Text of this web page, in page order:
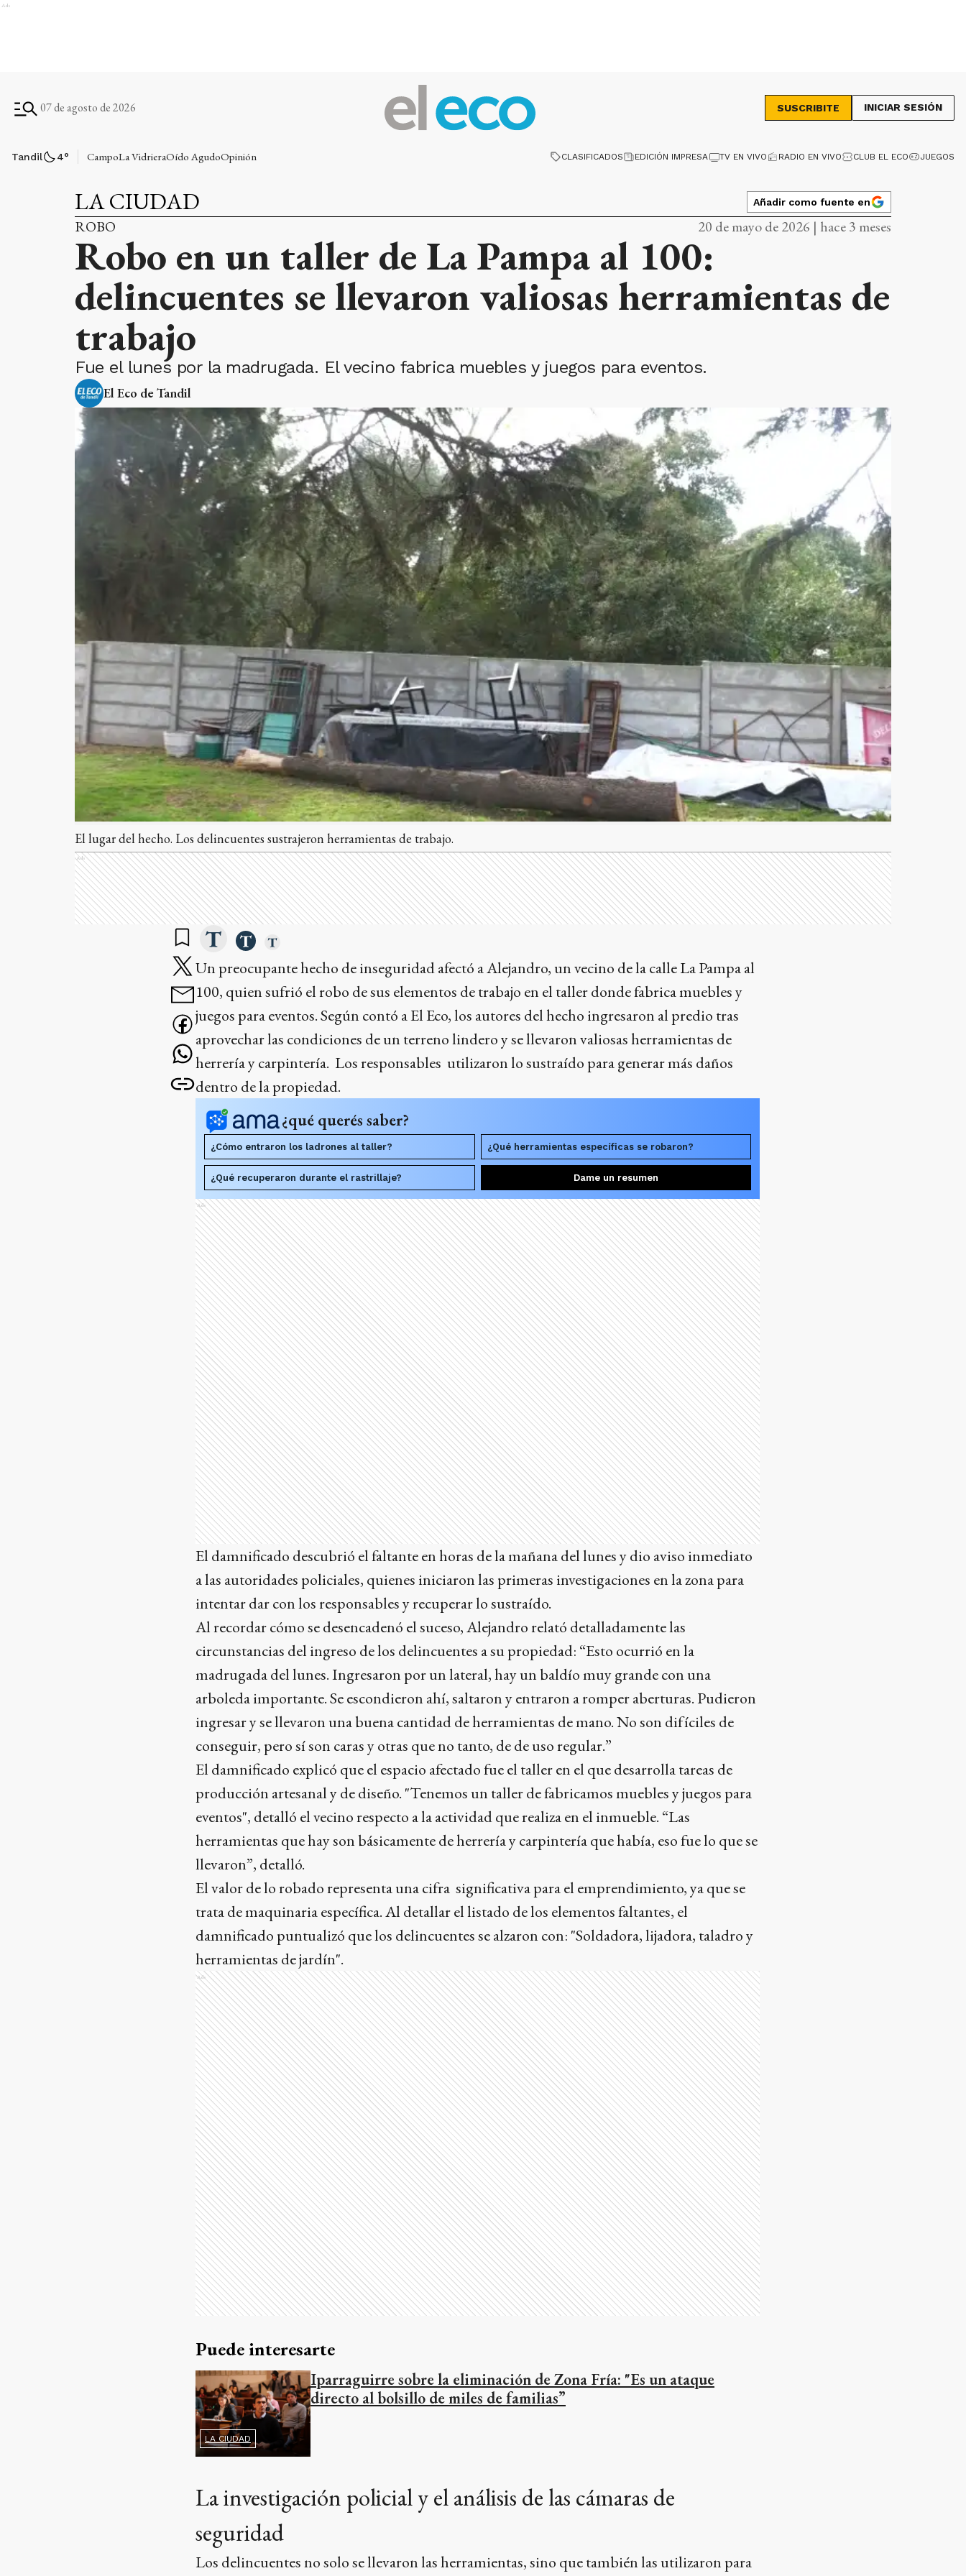
Ads
07 de agosto de 2026 SUSCRIBITE INICIAR SESIÓN
Tandil 4° CampoLa VidrieraOído AgudoOpinión CLASIFICADOS EDICIÓN IMPRESA TV EN VIVO RADIO EN VIVO CLUB EL ECO JUEGOS
LA CIUDAD Añadir como fuente en
ROBO 20 de mayo de 2026 | hace 3 meses
Robo en un taller de La Pampa al 100:
delincuentes se llevaron valiosas herramientas de
trabajo
Fue el lunes por la madrugada. El vecino fabrica muebles y juegos para eventos.
El Eco de Tandil
El lugar del hecho. Los delincuentes sustrajeron herramientas de trabajo.
Ads
Un preocupante hecho de inseguridad afectó a Alejandro, un vecino de la calle La Pampa al
100, quien sufrió el robo de sus elementos de trabajo en el taller donde fabrica muebles y
juegos para eventos. Según contó a El Eco, los autores del hecho ingresaron al predio tras
aprovechar las condiciones de un terreno lindero y se llevaron valiosas herramientas de
herrería y carpintería. Los responsables utilizaron lo sustraído para generar más daños
dentro de la propiedad.
¿qué querés saber?
¿Cómo entraron los ladrones al taller? ¿Qué herramientas específicas se robaron?
¿Qué recuperaron durante el rastrillaje? Dame un resumen
Ads
El damnificado descubrió el faltante en horas de la mañana del lunes y dio aviso inmediato
a las autoridades policiales, quienes iniciaron las primeras investigaciones en la zona para
intentar dar con los responsables y recuperar lo sustraído.
Al recordar cómo se desencadenó el suceso, Alejandro relató detalladamente las
circunstancias del ingreso de los delincuentes a su propiedad: “Esto ocurrió en la
madrugada del lunes. Ingresaron por un lateral, hay un baldío muy grande con una
arboleda importante. Se escondieron ahí, saltaron y entraron a romper aberturas. Pudieron
ingresar y se llevaron una buena cantidad de herramientas de mano. No son difíciles de
conseguir, pero sí son caras y otras que no tanto, de de uso regular.”
El damnificado explicó que el espacio afectado fue el taller en el que desarrolla tareas de
producción artesanal y de diseño. "Tenemos un taller de fabricamos muebles y juegos para
eventos", detalló el vecino respecto a la actividad que realiza en el inmueble. “Las
herramientas que hay son básicamente de herrería y carpintería que había, eso fue lo que se
llevaron”, detalló.
El valor de lo robado representa una cifra significativa para el emprendimiento, ya que se
trata de maquinaria específica. Al detallar el listado de los elementos faltantes, el
damnificado puntualizó que los delincuentes se alzaron con: "Soldadora, lijadora, taladro y
herramientas de jardín".
Ads
Puede interesarte
LA CIUDAD
Iparraguirre sobre la eliminación de Zona Fría: "Es un ataque
directo al bolsillo de miles de familias”
La investigación policial y el análisis de las cámaras de
seguridad
Los delincuentes no solo se llevaron las herramientas, sino que también las utilizaron para